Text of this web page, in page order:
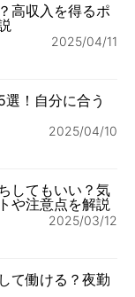
高収入を得るポ
2025/04/11
！自分に合う
2025/04/10
してもいい？気
や注意点を解説
2025/03/12
て働ける？夜勤